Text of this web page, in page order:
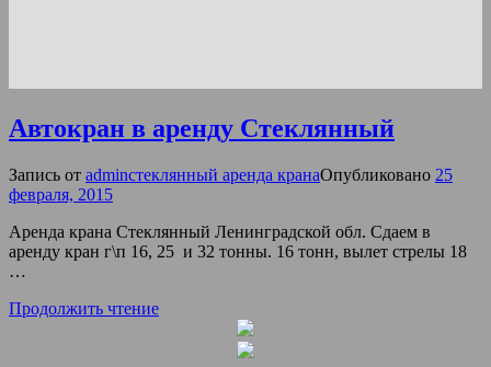
Автокран в аренду Стеклянный
Запись от adminстеклянный аренда кранаОпубликовано 25
февраля, 2015
Аренда крана Стеклянный Ленинградской обл. Сдаем в
аренду кран г\п 16, 25 и 32 тонны. 16 тонн, вылет стрелы 18
…
Продолжить чтение